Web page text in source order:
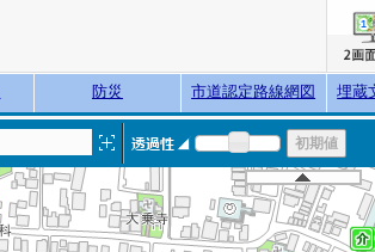
防災 市道認定路線網図 埋蔵